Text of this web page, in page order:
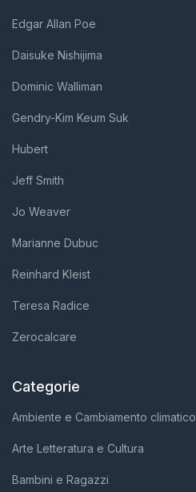
Edgar Allan Poe
Daisuke Nishijima
Dominic Walliman
Gendry-Kim Keum Suk
Hubert
Jeff Smith
Jo Weaver
Marianne Dubuc
Reinhard Kleist
Teresa Radice
Zerocalcare
Categorie
Ambiente e Cambiamento climatico
Arte Letteratura e Cultura
Bambini e Ragazzi